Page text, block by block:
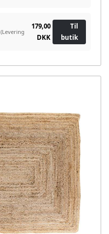
(Levering
179,00
DKK
Til
butik